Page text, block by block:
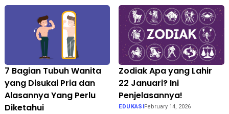
7 Bagian Tubuh Wanita
yang Disukai Pria dan
Alasannya Yang Perlu
Diketahui
Zodiak Apa yang Lahir
22 Januari? Ini
Penjelasannya!
EDUKASIFebruary 14, 2026